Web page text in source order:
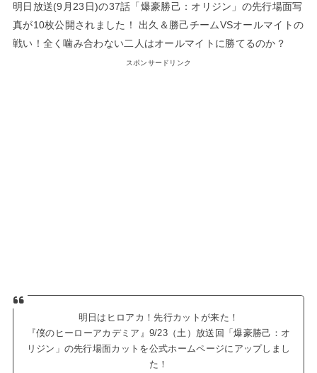
明日放送(9月23日)の37話「爆豪勝己：オリジン」の先行場面写
真が10枚公開されました！ 出久＆勝己チームVSオールマイトの
戦い！全く噛み合わない二人はオールマイトに勝てるのか？
スポンサードリンク
明日はヒロアカ！先行カットが来た！
『僕のヒーローアカデミア』9/23（土）放送回「爆豪勝己：オ
リジン」の先行場面カットを公式ホームページにアップしまし
た！